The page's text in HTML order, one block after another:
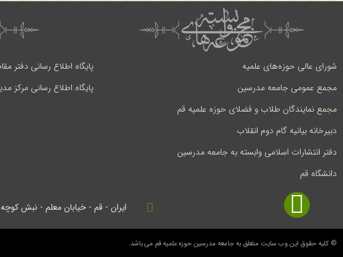
شورای عالی حوزه‌های علمیه
مجمع عمومی جامعه مدرسین
مجمع نمایندگان طلاب و فضلای حوزه علمیه قم
دبیرخانه بیانیه گام دوم انقلاب
دفتر انتشارات اسلامی وابسته به جامعه مدرسین
دانشگاه قم
پایگاه اطلاع رسانی دفتر
پایگاه اطلاع رسانی مرکز
ایران - قم - خیابان معلم - نبش کوچه
© کلیه حقوق این وب سایت متعلق به جامعه مدرسین حوزه علمیه قم می باشد.